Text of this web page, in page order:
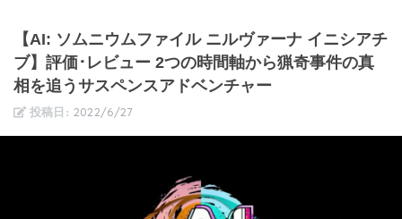
【AI: ソムニウムファイル ニルヴァーナ イニシアチ
ブ】評価･レビュー 2つの時間軸から猟奇事件の真
相を追うサスペンスアドベンチャー
2022/6/27